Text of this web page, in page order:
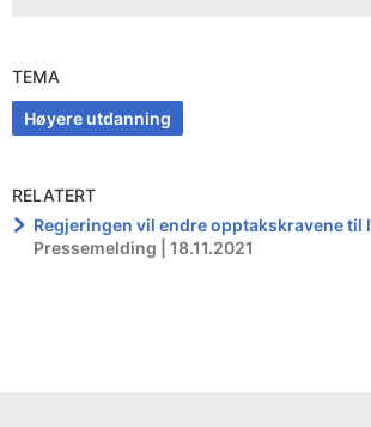
TEMA
Høyere utdanning
RELATERT
Regjeringen vil endre opptakskravene
Pressemelding | 18.11.2021